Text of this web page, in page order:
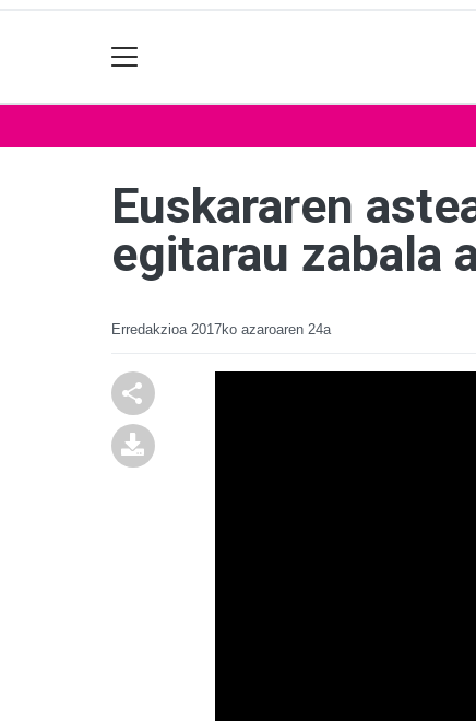
Euskararen
egitarau zabala
Erredakzioa 2017ko azaroaren 24a